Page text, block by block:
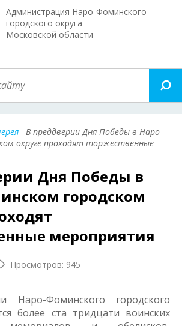
Администрация Наро-Фоминского
городского округа
Московской области
- В преддверии Дня Победы в Наро-
округе проходят торжественные
Дня Победы в
городском
мероприятия
Просмотров: 945
Наро-Фоминского городского
более ста тридцати воинских